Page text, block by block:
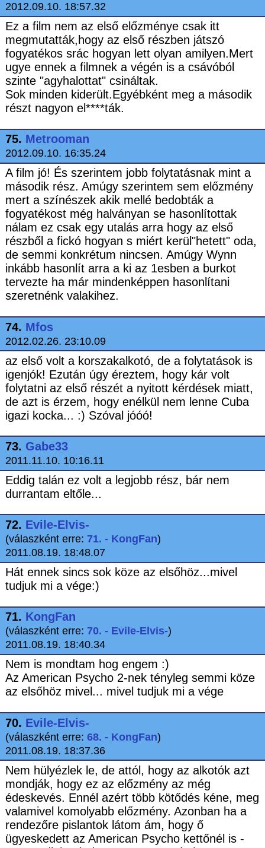
2012.09.10. 18:57.32
Ez a film nem az első előzménye csak itt
megmutatták,hogy az első részben játszó
fogyatékos srác hogyan lett olyan amilyen.Mert
ugye ennek a filmnek a végén is a csávóból
szinte "agyhalottat" csináltak.
Sok minden kiderült.Egyébként meg a második
részt nagyon el****ták.
75. Metrooman
2012.09.10. 16:35.24
A film jó! És szerintem jobb folytatásnak mint a
második rész. Amúgy szerintem sem előzmény
mert a színészek akik mellé bedobták a
fogyatékost még halványan se hasonlítottak
nálam ez csak egy utalás arra hogy az első
részből a fickó hogyan s miért kerül"hetett" oda,
de semmi konkrétum nincsen. Amúgy Wynn
inkább hasonlít arra a ki az 1esben a burkot
tervezte ha már mindenképpen hasonlítani
szeretnénk valakihez.
74. Mfos
2012.02.26. 23:10.09
az első volt a korszakalkotó, de a folytatások is
igenjók! Ezután úgy éreztem, hogy kár volt
folytatni az első részét a nyitott kérdések miatt,
de azt is érzem, hogy enélkül nem lenne Cuba
igazi kocka... :) Szóval jóóó!
73. Gabe33
2011.11.10. 10:16.11
Eddig talán ez volt a legjobb rész, bár nem
durrantam eltőle...
72. Evile-Elvis-
(válaszként erre: 71. - KongFan)
2011.08.19. 18:48.07
Hát ennek sincs sok köze az elsőhöz...mivel
tudjuk mi a vége:)
71. KongFan
(válaszként erre: 70. - Evile-Elvis-)
2011.08.19. 18:40.34
Nem is mondtam hog engem :)
Az American Psycho 2-nek tényleg semmi köze
az elsőhöz mivel... mivel tudjuk mi a vége
70. Evile-Elvis-
(válaszként erre: 68. - KongFan)
2011.08.19. 18:37.36
Nem hülyézlek le, de attól, hogy az alkotók azt
mondják, hogy ez az előzmény az még
édeskevés. Ennél azért több kötődés kéne, meg
valamivel komolyabb előzmény. Azonban ha a
rendezőre pislantok látom ám, hogy ő
ügyeskedett az American Psycho kettőnél is -